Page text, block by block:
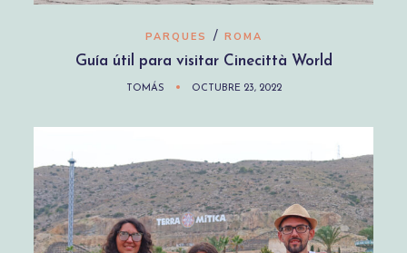
PARQUES / ROMA
Guía útil para visitar Cinecittà World
TOMÁS OCTUBRE 23, 2022